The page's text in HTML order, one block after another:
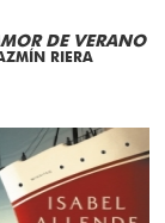
DE VERANO
RIERA